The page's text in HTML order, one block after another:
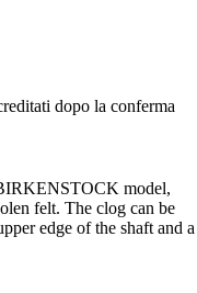
dopo la conferma
model,
felt. The clog can be
edge of the shaft and a